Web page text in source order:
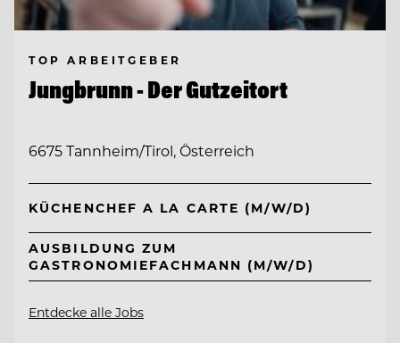
TOP ARBEITGEBER
Jungbrunn - Der Gutzeitort
6675 Tannheim/Tirol, Österreich
KÜCHENCHEF A LA CARTE (M/W/D)
AUSBILDUNG ZUM
GASTRONOMIEFACHMANN (M/W/D)
Entdecke alle Jobs